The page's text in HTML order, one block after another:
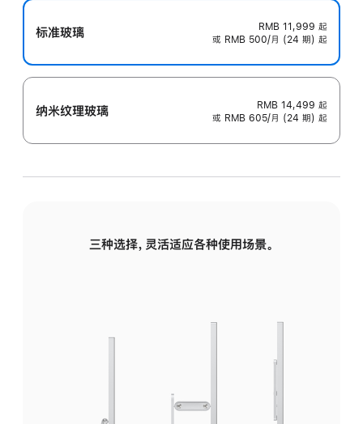
标准玻璃 RMB 11,999 起
或 RMB 500/月 (24 期) 起
纳米纹理玻璃 RMB 14,499 起
或 RMB 605/月 (24 期) 起
三种选择，灵活适应各种使用场景。